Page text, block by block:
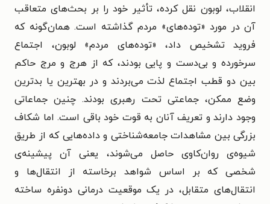
انقلاب، لوبون نقل کرده، تأثیر خود را بر بحث‌های متعاقب
آن در مورد «توده‌های» مردم گذاشته است. همان‌گونه که
فروید تشخیص داد، «توده‌های مردم» لوبون، اجتماع
سرخورده و بی‌دست و پایی بودند، که از هرج و مرج حاکم
بین دو قطب اجتماع لذت می‌بردند و در بهترین یا بدترین
وضع ممکن، جماعتی تحت رهبری بودند. چنین جماعاتی
وجود دارند و تعریف آنان به قوت خود باقی است. اما شکاف
بزرگی بین مشاهدات جامعه‌شناختی و داده‌هایی که از طریق
شیوه‌ی روان‌کاوی حاصل می‌شوند، یعنی آن پیشینه‌ی
شخصی که بر اساس شواهد برخاسته از انتقال‌ها و
انتقال‌های متقابل، در یک موقعیت درمانی دونفره ساخته